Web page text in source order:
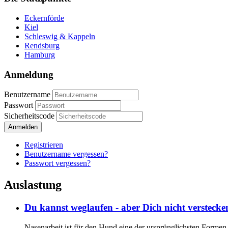
Eckernförde
Kiel
Schleswig & Kappeln
Rendsburg
Hamburg
Anmeldung
Benutzername
Passwort
Sicherheitscode
Anmelden
Registrieren
Benutzername vergessen?
Passwort vergessen?
Auslastung
Du kannst weglaufen - aber Dich nicht